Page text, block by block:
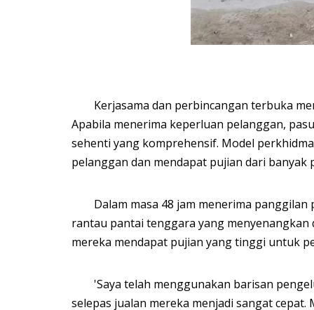
Kerjasama dan perbincangan terbuka
Apabila menerima keperluan pelanggan,
sehenti yang komprehensif. Model
pelanggan dan mendapat pujian dari banyak
Dalam masa 48 jam menerima
rantau pantai tenggara yang menyenangkan
mereka mendapat pujian yang tinggi untuk
'Saya telah menggunakan barisan
selepas jualan mereka menjadi sangat